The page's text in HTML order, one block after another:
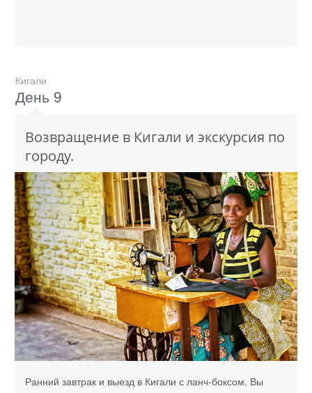
Кигали
День 9
Возвращение в Кигали и экскурсия по
городу.
Ранний завтрак и выезд в Кигали с ланч-боксом. Вы